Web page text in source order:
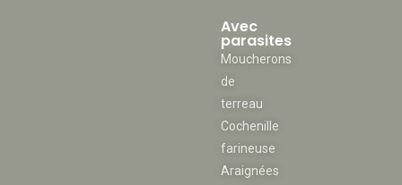
Avec
parasites
Moucherons
de
terreau
Cochenille
farineuse
Araignées